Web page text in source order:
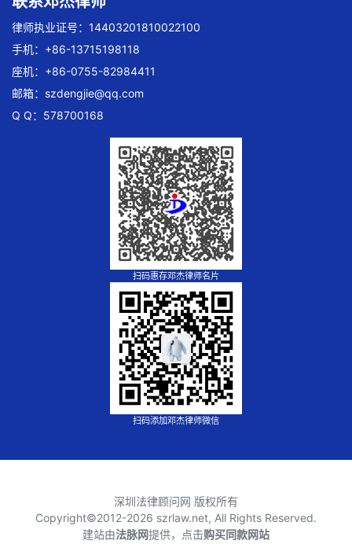
律师执业证号：14403201810022100
手机：+86-13715198118
座机：+86-0755-82984411
邮箱： szdengjie@qq.com
Q Q：578700168
扫码惠存邓杰律师名片
扫码添加邓杰律师微信
深圳法律顾问网 版权所有
Copyright©2012-2026 szrlaw.net, All Rights Reserved.
建站由法脉网提供，点击购买同款网站